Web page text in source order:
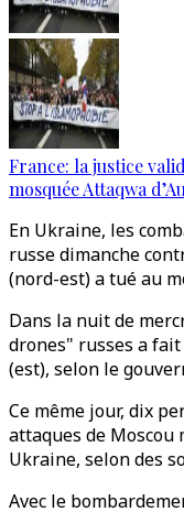
France: la justice
mosquée Attaqwa
En Ukraine, les
russe dimanche
(nord-est) a tué au
Dans la nuit de
drones" russes a
(est), selon le
Ce même jour, dix
attaques de
Ukraine, selon des
Avec le